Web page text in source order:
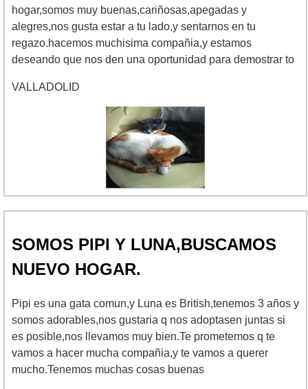
hogar,somos muy buenas,cariñosas,apegadas y
alegres,nos gusta estar a tu lado,y sentarnos en tu
regazo.hacemos muchisima compañia,y estamos
deseando que nos den una oportunidad para demostrar to
VALLADOLID
SOMOS PIPI Y LUNA,BUSCAMOS
NUEVO HOGAR.
Pipi es una gata comun,y Luna es British,tenemos 3 años y
somos adorables,nos gustaria q nos adoptasen juntas si
es posible,nos llevamos muy bien.Te prometemos q te
vamos a hacer mucha compañia,y te vamos a querer
mucho.Tenemos muchas cosas buenas